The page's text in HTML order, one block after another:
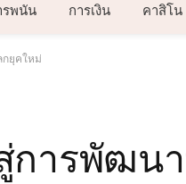
รพนัน การเงิน คาสิโน
กยุคใหม่
การพัฒน